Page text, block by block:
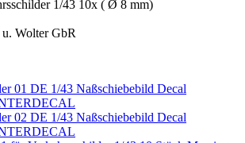
1/43 10x ( Ø 8 mm)
Wolter GbR
01 DE 1/43 Naßschiebebild Decal
02 DE 1/43 Naßschiebebild Decal